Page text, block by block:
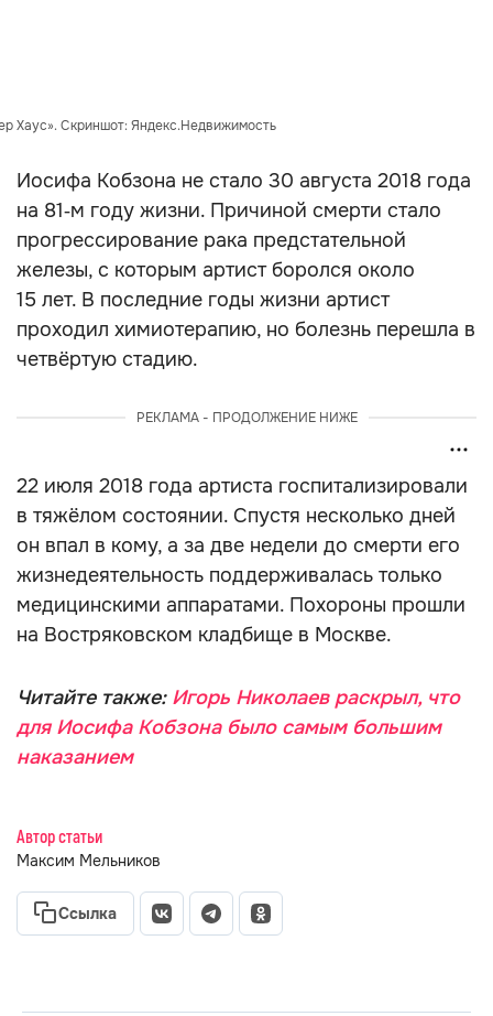
Хаус». Скриншот: Яндекс.Недвижимость
Иосифа Кобзона не стало 30 августа 2018 года
на 81‑м году жизни. Причиной смерти стало
прогрессирование рака предстательной
железы, с которым артист боролся около
15 лет. В последние годы жизни артист
проходил химиотерапию, но болезнь перешла в
четвёртую стадию.
РЕКЛАМА - ПРОДОЛЖЕНИЕ НИЖЕ
22 июля 2018 года артиста госпитализировали
в тяжёлом состоянии. Спустя несколько дней
он впал в кому, а за две недели до смерти его
жизнедеятельность поддерживалась только
медицинскими аппаратами. Похороны прошли
на Востряковском кладбище в Москве.
Читайте также: Игорь Николаев раскрыл, что
для Иосифа Кобзона было самым большим
наказанием
Автор статьи
Максим Мельников
Ссылка